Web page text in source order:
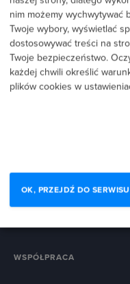
The Hero spółka z
WSPÓŁPRACA
nim możemy wychwytywać
Twoje wybory, wyświetlać
dostosowywać treści na
Twoje bezpieczeństwo.
każdej chwili określić
plików cookies w
OK, PRZEJDŹ DO SERWISU